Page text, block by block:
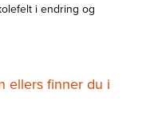
i endring og
ellers finner du i